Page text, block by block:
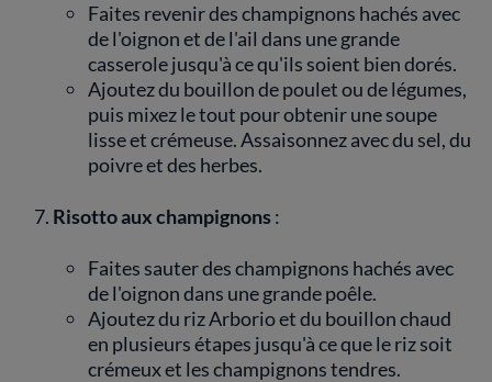
Faites revenir des champignons hachés avec
de l'oignon et de l'ail dans une grande
casserole jusqu'à ce qu'ils soient bien dorés.
Ajoutez du bouillon de poulet ou de légumes,
puis mixez le tout pour obtenir une soupe
lisse et crémeuse. Assaisonnez avec du sel, du
poivre et des herbes.
Risotto aux champignons :
Faites sauter des champignons hachés avec
de l'oignon dans une grande poêle.
Ajoutez du riz Arborio et du bouillon chaud
en plusieurs étapes jusqu'à ce que le riz soit
crémeux et les champignons tendres.